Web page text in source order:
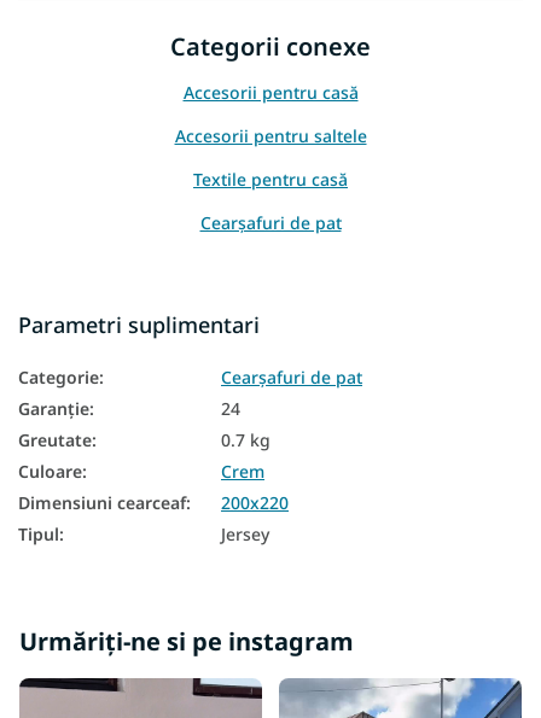
Categorii conexe
Accesorii pentru casă
Accesorii pentru saltele
Textile pentru casă
Cearşafuri de pat
Parametri suplimentari
Categorie:
Cearşafuri de pat
Garanţie:
24
Greutate:
0.7 kg
Culoare:
Crem
Dimensiuni cearceaf:
200x220
Tipul: Jersey
Urmăriți-ne si pe instagram